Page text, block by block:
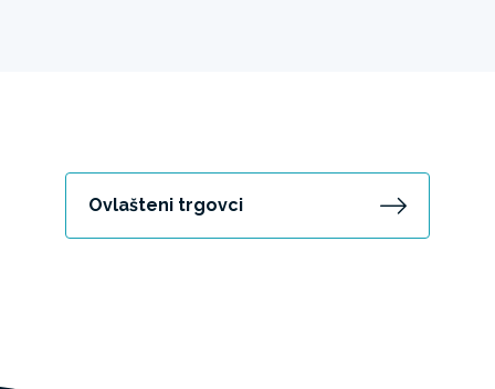
Ovlašteni trgovci